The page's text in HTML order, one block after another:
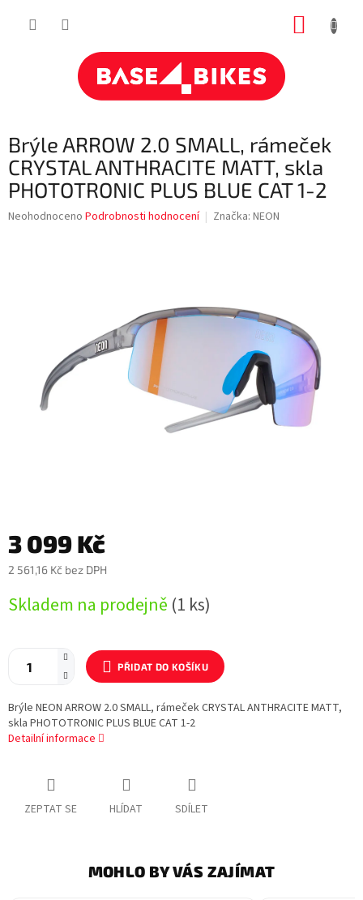
Brýle ARROW 2.0 SMALL, rámeček
CRYSTAL ANTHRACITE MATT, skla
PHOTOTRONIC PLUS BLUE CAT 1-2
Průměrné
Neohodnoceno Podrobnosti hodnocení Značka: NEON
3 099 Kč
2 561,16 Kč bez DPH
cena:
Skladem na prodejně (1 ks)
PŘIDAT DO KOŠÍKU
Brýle NEON ARROW 2.0 SMALL, rámeček CRYSTAL ANTHRACITE MATT,
skla PHOTOTRONIC PLUS BLUE CAT 1-2
Detailní informace
ZEPTAT SE HLÍDAT SDÍLET
MOHLO BY VÁS ZAJÍMAT